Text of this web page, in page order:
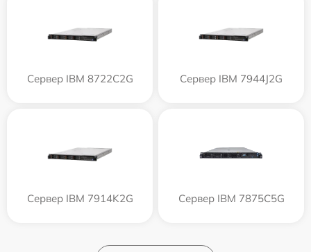
Сервер IBM 8722C2G Сервер IBM 7944J2G
Сервер IBM 7914K2G Сервер IBM 7875C5G